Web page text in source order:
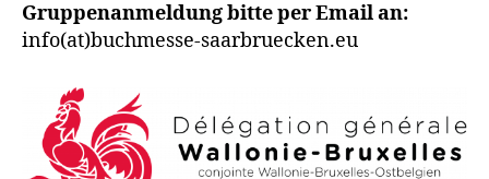
Gruppenanmeldung bitte per Email an:
info(at)buchmesse-saarbruecken.eu